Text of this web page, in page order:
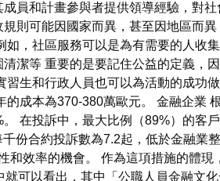
員和計畫參與者提供領導經驗，對
則可能因國家而異，甚至因地區而
，社區服務可以是為有需要的人收
潔等 重要的是要記住公益的定義，
生和行政人員也可以為活動的成功
成本為370-380萬歐元。 金融企業
在投訴中，最大比例（89%）的客
份合約投訴數為7.2起，低於金融業
和效率的機會。 作為這項措施的體
可以看出，其中「公職人員金融文